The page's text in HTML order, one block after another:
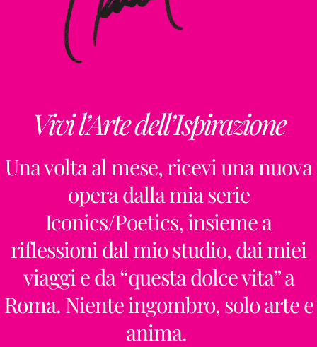
Vivi l’Arte dell’Ispirazione
Una volta al mese, ricevi una nuova
opera dalla mia serie
Iconics/Poetics, insieme a
riflessioni dal mio studio, dai miei
viaggi e da “questa dolce vita” a
Roma. Niente ingombro, solo arte e
anima.